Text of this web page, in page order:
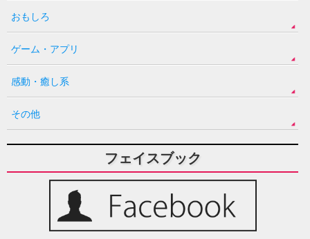
おもしろ
ゲーム・アプリ
感動・癒し系
その他
フェイスブック